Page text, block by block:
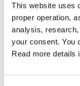
This website uses
proper operation,
analysis,
your consent. You
Read more details